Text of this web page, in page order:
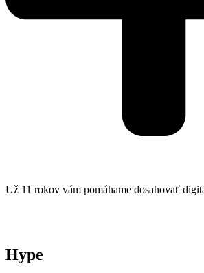
Už 11 rokov vám pomáhame dosahovať
Hype